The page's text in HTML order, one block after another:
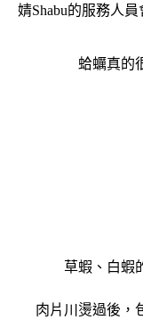
婧Shabu的服務人
蛤蠣真的
草蝦、白蝦
肉片川燙過後，